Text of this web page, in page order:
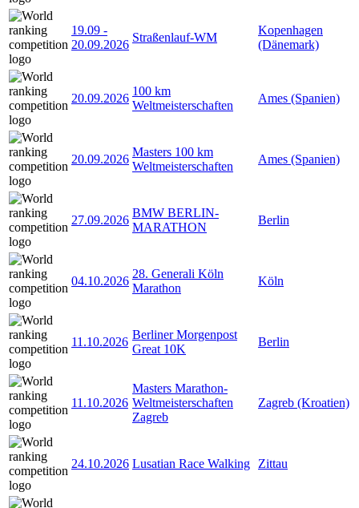
19.09 -
20.09.2026
Straßenlauf-WM
Kopenhagen
(Dänemark)
20.09.2026
100 km
Weltmeisterschaften
Ames (Spanien)
20.09.2026
Masters 100 km
Weltmeisterschaften
Ames (Spanien)
27.09.2026
BMW BERLIN-
MARATHON
Berlin
04.10.2026
28. Generali Köln
Marathon
Köln
11.10.2026
Berliner Morgenpost
Great 10K
Berlin
11.10.2026
Masters Marathon-
Weltmeisterschaften
Zagreb
Zagreb (Kroatien)
24.10.2026 Lusatian Race Walking Zittau